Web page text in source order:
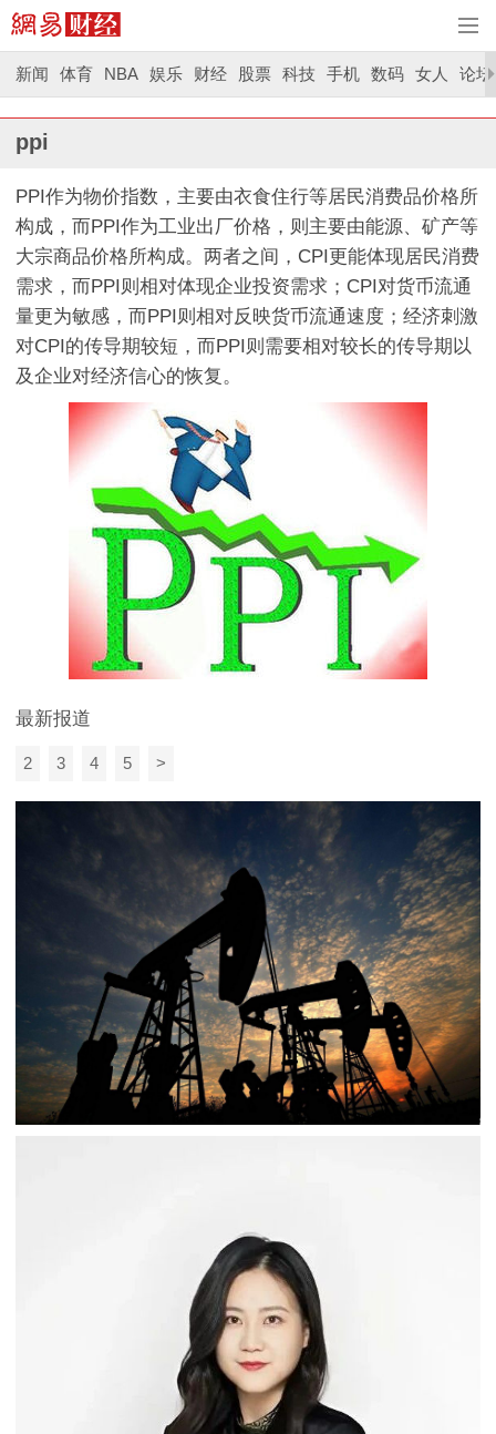
新闻 体育 NBA 娱乐 财经 股票 科技 手机 数码 女人 论坛
ppi
PPI作为物价指数，主要由衣食住行等居民消费品价格所
构成，而PPI作为工业出厂价格，则主要由能源、矿产等
大宗商品价格所构成。两者之间，CPI更能体现居民消费
需求，而PPI则相对体现企业投资需求；CPI对货币流通
量更为敏感，而PPI则相对反映货币流通速度；经济刺激
对CPI的传导期较短，而PPI则需要相对较长的传导期以
及企业对经济信心的恢复。
最新报道
2 3 4 5 >